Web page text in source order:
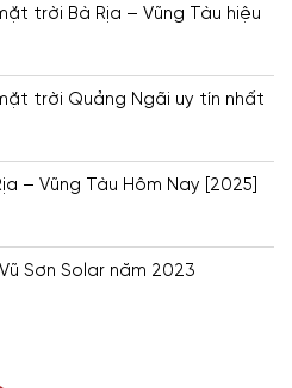
trời Bà Rịa – Vũng Tàu hiệu
trời Quảng Ngãi uy tín nhất
– Vũng Tàu Hôm Nay [2025]
Sơn Solar năm 2023